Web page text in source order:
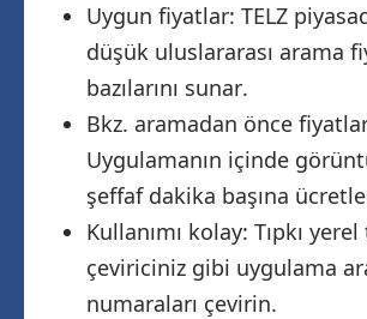
Uygun fiyatlar: TELZ
düşük uluslararası arama
bazılarını sunar.
Bkz. aramadan önce
Uygulamanın içinde
şeffaf dakika başına
Kullanımı kolay: Tıpkı
çeviriciniz gibi uygulama
numaraları çevirin.